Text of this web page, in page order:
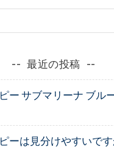
最近の投稿
ー サブマリーナ ブル
ーは見分けやすいです